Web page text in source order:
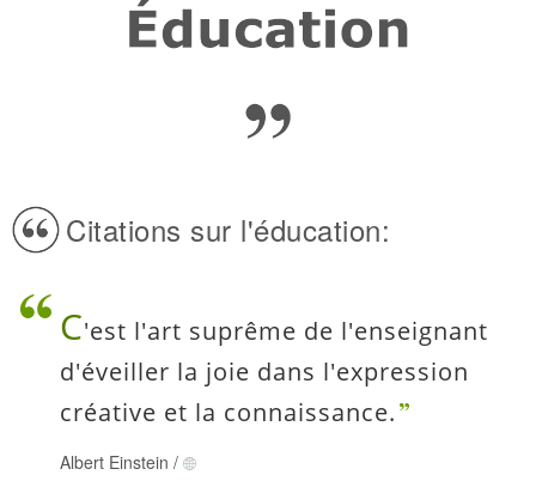
Citations sur l'éducation:
C'est l'art suprême de l'enseignant
d'éveiller la joie dans l'expression
créative et la connaissance.
Albert Einstein /